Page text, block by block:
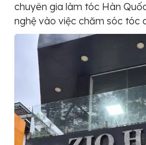
chuyên gia làm tóc Hàn
nghệ vào việc chăm sóc tóc